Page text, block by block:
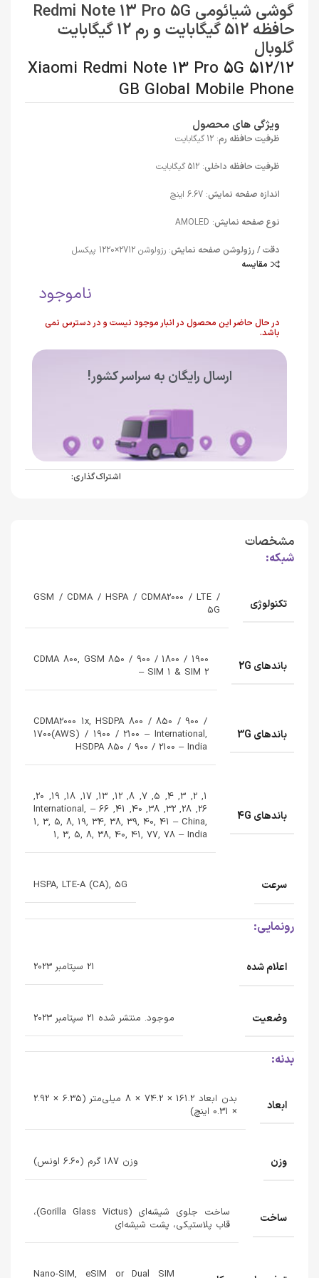
گوشی شیائومی Redmi Note 13 Pro 5G
حافظه 512 گیگابایت و رم 12 گیگابایت
گلوبال
Xiaomi Redmi Note 13 Pro 5G 512/12
GB Global Mobile Phone
ویژگی های محصول
ظرفیت حافظه رم: 12 گیگابایت
ظرفیت حافظه داخلی: 512 گیگابایت
اندازه صفحه نمایش: 6.67 اینچ
نوع صفحه نمایش: AMOLED
دقت / رزولوشن صفحه نمایش: رزولوشن 2712×1220 پیکسل
مقایسه
ناموجود
در حال حاضر این محصول در انبار موجود نیست و در دسترس نمی
باشد.
ارسال رایگان به سراسر کشور!
اشتراک گذاری:
مشخصات
شبکه:
تکنولوژی
GSM / CDMA / HSPA / CDMA2000 / LTE /
5G
باندهای 2G
CDMA 800, GSM 850 / 900 / 1800 / 1900
– SIM 1 & SIM 2
باندهای 3G
CDMA2000 1x, HSDPA 800 / 850 / 900 /
1700(AWS) / 1900 / 2100 – International,
HSDPA 850 / 900 / 2100 – India
باندهای 4G
1, 2, 3, 4, 5, 7, 8, 12, 13, 17, 18, 19, 20,
26, 28, 32, 38, 40, 41, 66 – International,
1, 3, 5, 8, 19, 34, 38, 39, 40, 41 – China,
1, 3, 5, 8, 38, 40, 41, 77, 78 – India
سرعت HSPA, LTE-A (CA), 5G
رونمایی:
اعلام شده 21 سپتامبر 2023
وضعیت موجود. منتشر شده 21 سپتامبر 2023
بدنه:
ابعاد
بدن ابعاد 161.2 × 74.2 × 8 میلی‌متر (6.35 × 2.92
× 0.31 اینچ)
وزن وزن 187 گرم (6.60 اونس)
ساخت
ساخت جلوی شیشه‌ای (Gorilla Glass Victus)،
قاب پلاستیکی، پشت شیشه‌ای
Nano-SIM, eSIM or Dual SIM